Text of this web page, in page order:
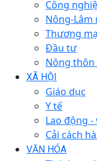
Công
Nông-Lâm
Thương
Đầu tư
Nông thôn
XÃ HỘI
Giáo dục
Y tế
Lao động -
Cải cách
VĂN HÓA